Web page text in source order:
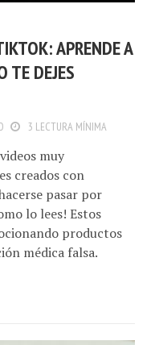
APRENDE A
TE DEJES
3 LECTURA MÍNIMA
muy
creados con
pasar por
lo lees! Estos
productos
médica falsa.